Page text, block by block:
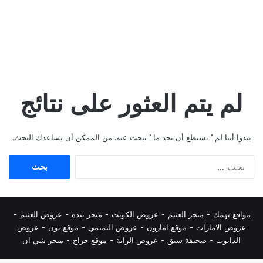
لم يتم العثور على نتائج
يبدوا أننا لم ’ نستطع أن نجد ما ’ تبحث عنه. من الممكن أن يساعدك البحث.
مواقع تهمك - متجر العثيم - عروض الكويت - متجر بنده - عروض العثيم -
عروض الامارات - موقع امازون - عروض التميمي - موقع نون - عروض
الدانوب - صحيفة سبق - عروض الراية - موقع حراج - متجر شي ان